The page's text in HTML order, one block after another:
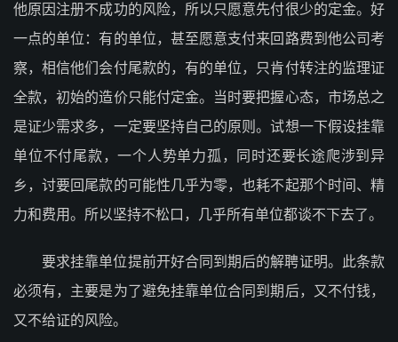
他原因注册不成功的风险，所以只愿意先付很少的定金。好
一点的单位：有的单位，甚至愿意支付来回路费到他公司考
察，相信他们会付尾款的，有的单位，只肯付转注的监理证
全款，初始的造价只能付定金。当时要把握心态，市场总之
是证少需求多，一定要坚持自己的原则。试想一下假设挂靠
单位不付尾款，一个人势单力孤，同时还要长途爬涉到异
乡，讨要回尾款的可能性几乎为零，也耗不起那个时间、精
力和费用。所以坚持不松口，几乎所有单位都谈不下去了。
要求挂靠单位提前开好合同到期后的解聘证明。此条款
必须有，主要是为了避免挂靠单位合同到期后，又不付钱，
又不给证的风险。